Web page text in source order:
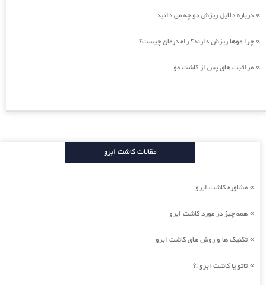
» درباره دلایل ریزش مو چه می دانید
» چرا موها ریزش دارند؟ راه درمان چیست؟
» مراقبت های پس از کاشت مو
مقالات کاشت ابرو
» مشاوره کاشت ابرو
» همه چیز در مورد کاشت ابرو
» تکنیک ها و روش های کاشت ابرو
» تاتو یا کاشت ابرو !؟